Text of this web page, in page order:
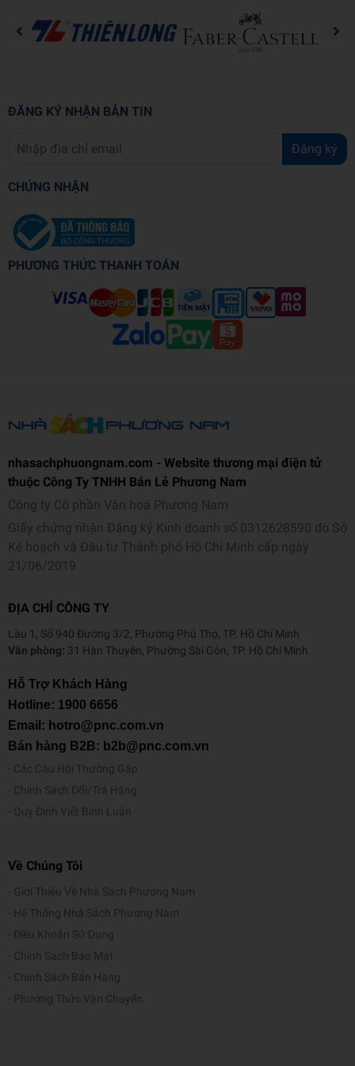
trong nước và còn ở Pháp, Mỹ, Nhật, Thái Lan, Hàn Quốc.
ĐĂNG KÝ NHẬN BẢN TIN
Đăng ký
CHỨNG NHẬN
PHƯƠNG THỨC THANH TOÁN
nhasachphuongnam.com - Website thương mại điện tử
thuộc Công Ty TNHH Bán Lẻ Phương Nam
Công ty Cổ phần Văn hoá Phương Nam
Giấy chứng nhận Đăng ký Kinh doanh số 0312628590 do Sở
Kế hoạch và Đầu tư Thành phố Hồ Chí Minh cấp ngày
21/06/2019
ĐỊA CHỈ CÔNG TY
Lầu 1, Số 940 Đường 3/2, Phường Phú Thọ, TP. Hồ Chí Minh
Văn phòng: 31 Hàn Thuyên, Phường Sài Gòn, TP. Hồ Chí Minh
Hỗ Trợ Khách Hàng
Hotline: 1900 6656
Email: hotro@pnc.com.vn
Bán hàng B2B: b2b@pnc.com.vn
Các Câu Hỏi Thường Gặp
Chính Sách Đổi/Trả Hàng
Quy Định Viết Bình Luận
Về Chúng Tôi
Giới Thiệu Về Nhà Sách Phương Nam
Hệ Thống Nhà Sách Phương Nam
Điều Khoản Sử Dụng
Chính Sách Bảo Mật
Chính Sách Bán Hàng
Phương Thức Vận Chuyển